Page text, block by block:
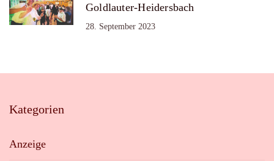
Goldlauter-Heidersbach
28. September 2023
Kategorien
Anzeige